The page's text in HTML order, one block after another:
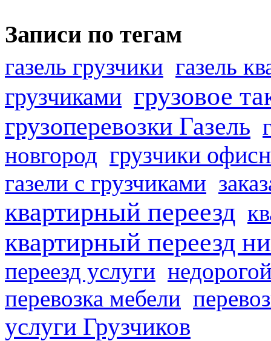
Записи по тегам
газель грузчики газель
грузчиками грузовое
грузоперевозки Газель
новгород грузчики
газели с грузчиками
квартирный переезд
квартирный переезд
переезд услуги
перевозка мебели
услуги Грузчиков